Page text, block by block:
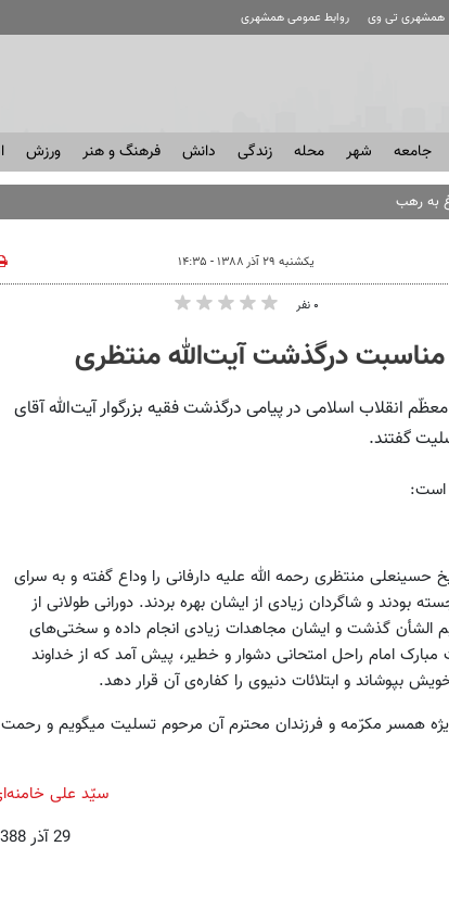
همشهری تی وی روابط عمومی همشهری
جامعه شهر محله زندگی دانش فرهنگ و هنر ورزش
رهبری بسته و دفت
یکشنبه ۲۹ آذر ۱۳۸۸ - ۱۴:۳۵
۰ نفر
درگذشت آیت‌الله منتظری
انقلاب اسلامی در پیامی درگذشت فقیه بزرگوار آیت‌الله آقای
گفتند.
است:
حسینعلی منتظری رحمه الله علیه دارفانی را وداع گفته و به سرای
بودند و شاگردان زیادی از ایشان بهره بردند. دورانی طولانی از
الشأن گذشت و ایشان مجاهدات زیادی انجام داده و سختی‌های
مبارک امام راحل امتحانی دشوار و خطیر، پیش آمد که از خداوند
و ابتلائات دنیوی را کفاره‌ی آن قرار دهد.
همسر مکرّمه و فرزندان محترم آن مرحوم تسلیت میگویم و رحمت
سیّد علی
29 آذر 1388